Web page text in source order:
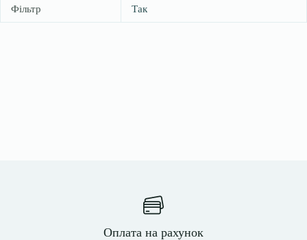
Фільтр Так
Оплата на рахунок